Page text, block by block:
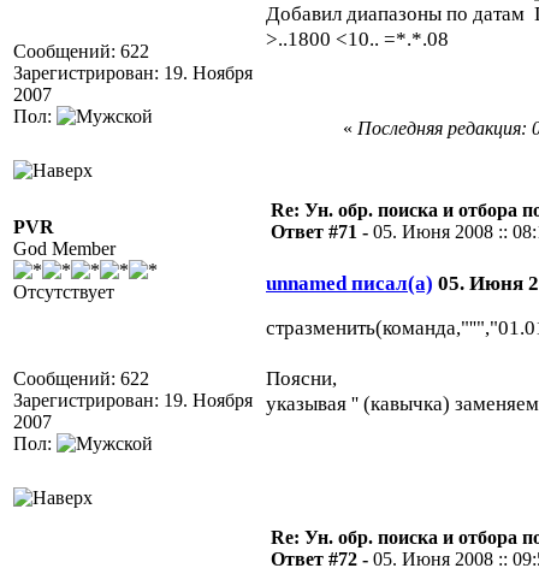
Сообщений: 622
Зарегистрирован: 19. Ноября
2007
Пол:
Добавил диапазоны по датам
>..1800 <10.. =*.*.08
« Последняя
PVR
God Member
Отсутствует
Сообщений: 622
Зарегистрирован: 19. Ноября
2007
Пол:
Re: Ун. обр. поиска и отбора
Ответ #71 - 05. Июня 2008 ::
unnamed писал(а) 05. Июня
Поясни,
указывая '' (кавычка)
Re: Ун. обр. поиска и отбора
Ответ #72 - 05. Июня 2008 ::